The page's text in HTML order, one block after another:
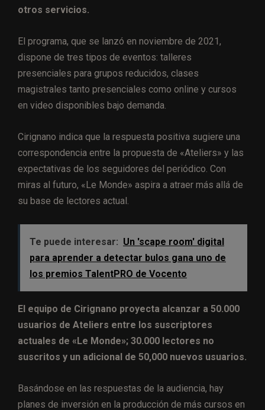
otros servicios.
El programa, que se lanzó en noviembre de 2021,
dispone de tres tipos de eventos: talleres
presenciales para grupos reducidos, clases
magistrales tanto presenciales como online y cursos
en video disponibles bajo demanda.
Cirignano indica que la respuesta positiva sugiere una
correspondencia entre la propuesta de «Ateliers» y las
expectativas de los seguidores del periódico. Con
miras al futuro, «Le Monde» aspira a atraer más allá de
su base de lectores actual.
Te puede interesar: Un 'scape room' digital
para aprender a detectar bulos gana uno de
los premios TalentPRO de Vocento
El equipo de Cirignano proyecta alcanzar a 50.000
usuarios de Ateliers entre los suscriptores
actuales de «Le Monde»; 30.000 lectores no
suscritos y un adicional de 50,000 nuevos usuarios.
Basándose en las respuestas de la audiencia, hay
planes de inversión en la producción de más cursos en